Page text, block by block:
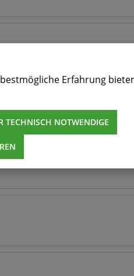
Erfahrung
TECHNISCH NOTWENDIGE